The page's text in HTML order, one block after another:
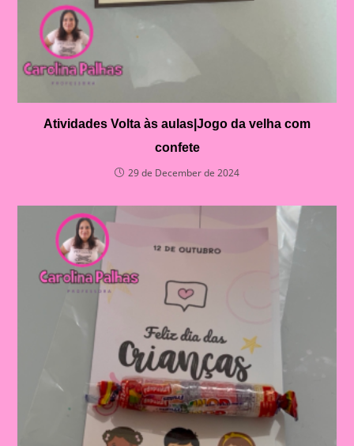
Atividades Volta às aulas|Jogo da velha com
confete
29 de December de 2024